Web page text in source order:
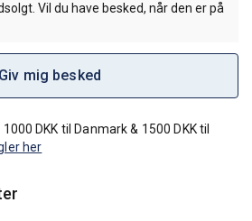
Vil du have besked, når den er på
Giv mig besked
DKK til Danmark & 1500 DKK til
her